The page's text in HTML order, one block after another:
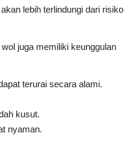
lebih terlindungi dari risiko
juga memiliki keunggulan
terurai secara alami.
kusut.
nyaman.